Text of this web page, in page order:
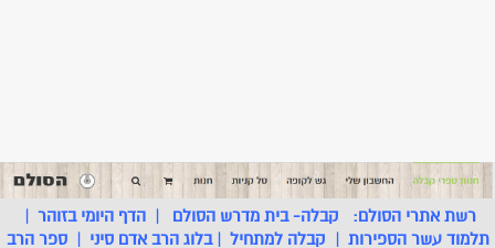
רשת אתרי הסולם: קבלה- בית מדרש הסולם |הדף היומי בזוהר |
תלמוד עשר הספירות | קבלה למתחיל |בלוג הרב אדם סיני |ספר הרב